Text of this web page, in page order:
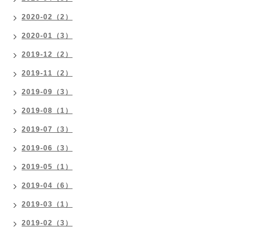
2020-02（2）
2020-01（3）
2019-12（2）
2019-11（2）
2019-09（3）
2019-08（1）
2019-07（3）
2019-06（3）
2019-05（1）
2019-04（6）
2019-03（1）
2019-02（3）